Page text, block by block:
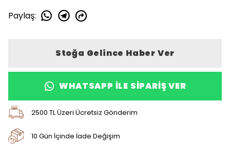
Paylaş:
Stoğa Gelince Haber Ver
WHATSAPP ILE SIPARIŞ VER
2500 TL Üzeri Ücretsiz Gönderim
10 Gün İçinde İade Değişim